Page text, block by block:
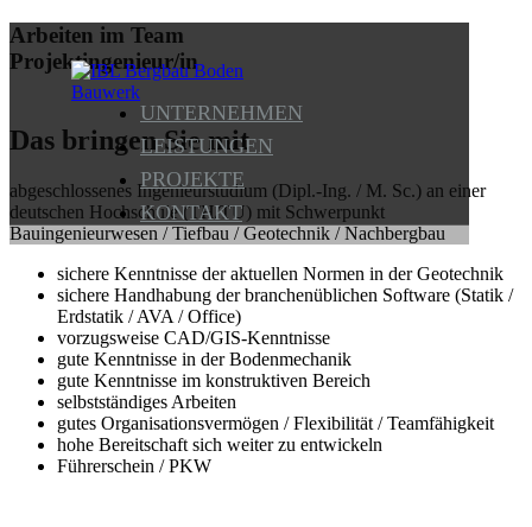
UNTERNEHMEN
LEISTUNGEN
PROJEKTE
KONTAKT
Arbeiten im Team
Projektingenieur/in
Das bringen Sie mit
abgeschlossenes Ingenieurstudium (Dipl.-Ing. / M. Sc.) an einer
deutschen Hochschule (TH/TU) mit Schwerpunkt
Bauingenieurwesen / Tiefbau / Geotechnik / Nachbergbau
sichere Kenntnisse der aktuellen Normen in der Geotechnik
sichere Handhabung der branchenüblichen Software (Statik /
Erdstatik / AVA / Office)
vorzugsweise CAD/GIS-Kenntnisse
gute Kenntnisse in der Bodenmechanik
gute Kenntnisse im konstruktiven Bereich
selbstständiges Arbeiten
gutes Organisationsvermögen / Flexibilität / Teamfähigkeit
hohe Bereitschaft sich weiter zu entwickeln
Führerschein / PKW